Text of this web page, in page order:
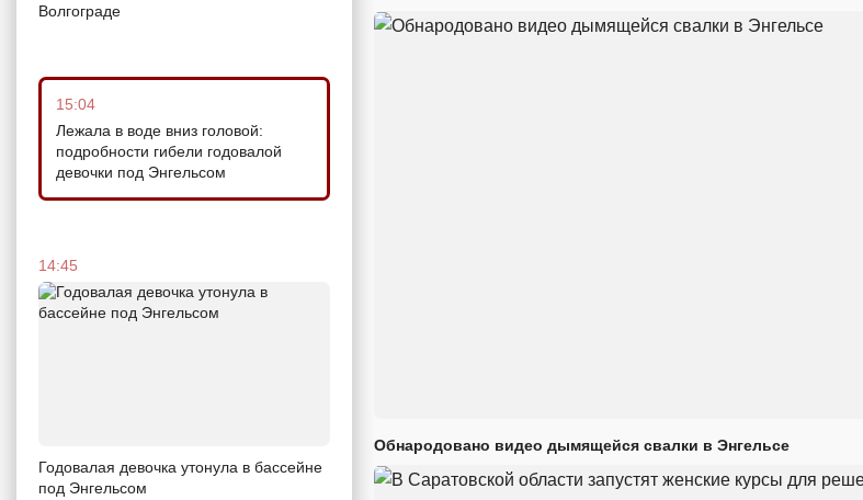
Волгограде
15:04
Лежала в воде вниз головой:
подробности гибели годовалой
девочки под Энгельсом
14:45
Годовалая девочка утонула в бассейне
под Энгельсом
Обнародовано видео дымящейся свалки в Энгельсе